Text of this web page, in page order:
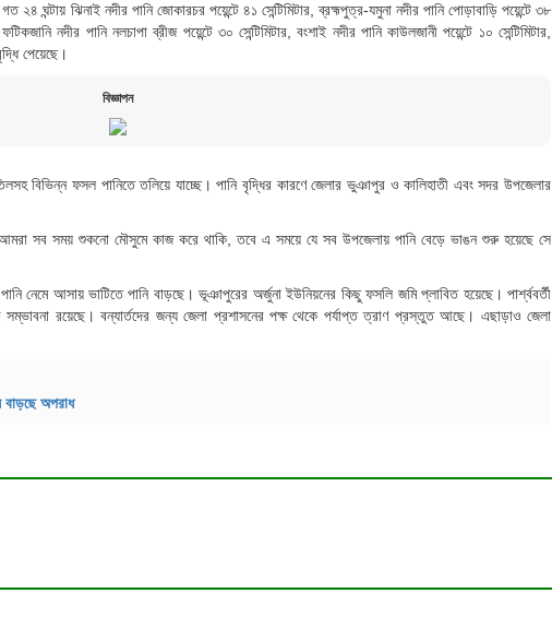
ঘন্টায় ঝিনাই নদীর পানি জোকারচর পয়েন্টে ৪১ সেন্টিমিটার, ব্রহ্মপুত্র-যমুনা নদীর পানি পোড়াবাড়ি পয়েন্টে ৩৮
নদীর পানি নলচাপা ব্রীজ পয়েন্টে ৩০ সেন্টিমিটার, বংশাই নদীর পানি কাউলজানী পয়েন্টে ১০ সেন্টিমিটার,
পেয়েছে।
বিজ্ঞাপন
বিভিন্ন ফসল পানিতে তলিয়ে যাচ্ছে। পানি বৃদ্ধির কারণে জেলার ভুঞাপুর ও কালিহাতী এবং সদর উপজেলার
আমরা সব সময় শুকনো মৌসুমে কাজ করে থাকি, তবে এ সময়ে যে সব উপজেলায় পানি বেড়ে ভাঙন শুরু হয়েছে সে
নেমে আসায় ভাটিতে পানি বাড়ছে। ভূঞাপুরের অর্জুনা ইউনিয়নের কিছু ফসলি জমি প্লাবিত হয়েছে। পার্শ্ববর্তী
রয়েছে। বন্যার্তদের জন্য জেলা প্রশাসনের পক্ষ থেকে পর্যাপ্ত ত্রাণ প্রস্তুত আছে। এছাড়াও জেলা
বাড়ছে অপরাধ